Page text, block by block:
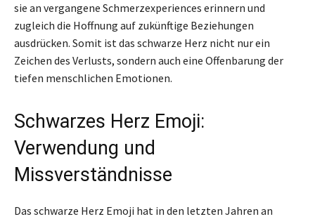
sie an vergangene Schmerzexperiences erinnern und
zugleich die Hoffnung auf zukünftige Beziehungen
ausdrücken. Somit ist das schwarze Herz nicht nur ein
Zeichen des Verlusts, sondern auch eine Offenbarung der
tiefen menschlichen Emotionen.
Schwarzes Herz Emoji:
Verwendung und
Missverständnisse
Das schwarze Herz Emoji hat in den letzten Jahren an